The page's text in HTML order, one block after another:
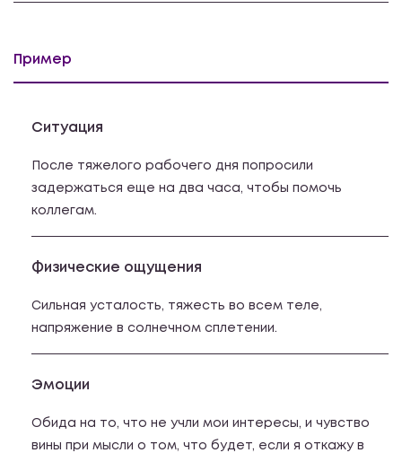
Пример
Ситуация
После тяжелого рабочего дня попросили
задержаться еще на два часа, чтобы помочь
коллегам.
Физические ощущения
Сильная усталость, тяжесть во всем теле,
напряжение в солнечном сплетении.
Эмоции
Обида на то, что не учли мои интересы, и чувство
вины при мысли о том, что будет, если я откажу в